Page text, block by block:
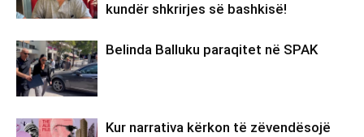
kundër shkrirjes së bashkisë!
Belinda Balluku paraqitet në SPAK
Kur narrativa kërkon të zëvendësojë